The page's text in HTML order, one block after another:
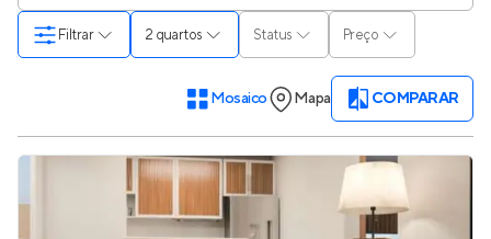
2 quartos Status Preço
Filtrar
Mosaico Mapa COMPARAR